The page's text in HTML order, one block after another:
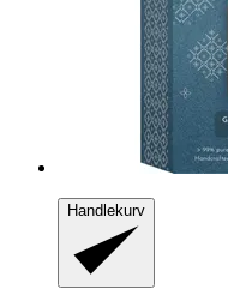
Handlekurv